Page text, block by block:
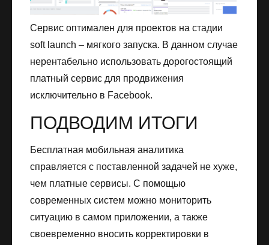
Сервис оптимален для проектов на стадии
soft launch – мягкого запуска. В данном случае
нерентабельно использовать дорогостоящий
платный сервис для продвижения
исключительно в Facebook.
ПОДВОДИМ ИТОГИ
Бесплатная мобильная аналитика
справляется с поставленной задачей не хуже,
чем платные сервисы. С помощью
современных систем можно мониторить
ситуацию в самом приложении, а также
своевременно вносить корректировки в